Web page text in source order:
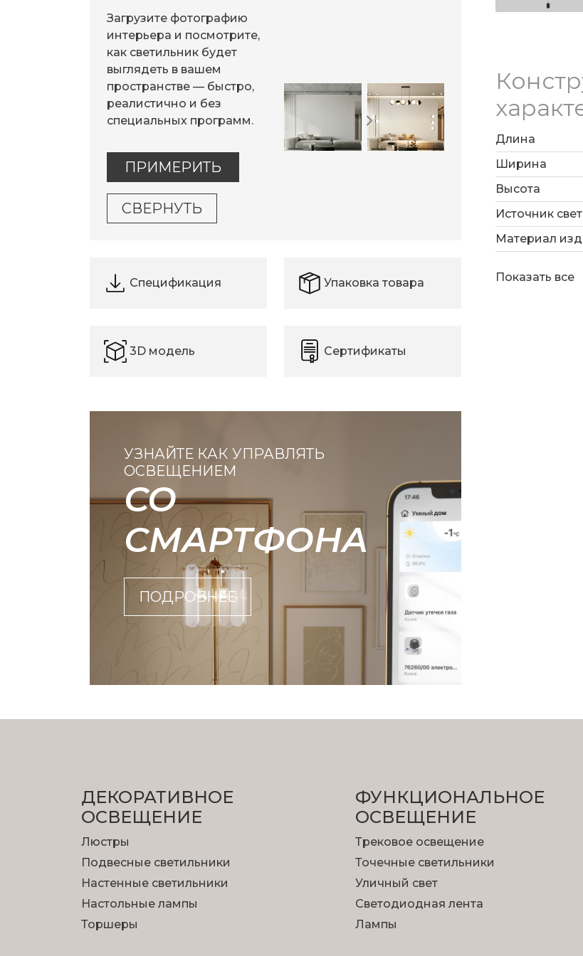
Загрузите фотографию
интерьера и посмотрите,
как светильник будет
выглядеть в вашем
пространстве — быстро,
реалистично и без
специальных программ.
ПРИМЕРИТЬ
СВЕРНУТЬ
Спецификация Упаковка товара
3D модель Сертификаты
УЗНАЙТЕ КАК УПРАВЛЯТЬ
ОСВЕЩЕНИЕМ
СО
СМАРТФОНА
ПОДРОБНЕЕ
Источником
Длина
Ширина
Высота
Источник
Материал
Показать все
ДЕКОРАТИВНОЕ
ОСВЕЩЕНИЕ
Люстры
Подвесные светильники
Настенные светильники
Настольные лампы
Торшеры
ФУНКЦИОНА­ЛЬНОЕ
ОСВЕЩЕНИЕ
Трековое освещение
Точечные светильники
Уличный свет
Светодиодная лента
Лампы